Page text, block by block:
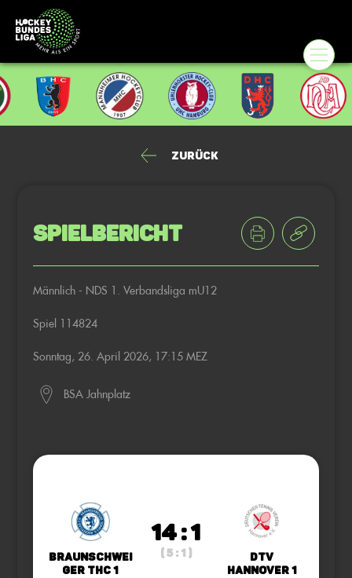
Zurück
Spielbericht
Männlich - NDS 1. Verbandsliga mU12
Spiel 114824
Sonntag, 26. April 2026, 17:15 MEZ
BSA Jahnplatz
Braunschwei
ger THC 1
14 : 1
( 5 : 1 )
DTV
Hannover 1